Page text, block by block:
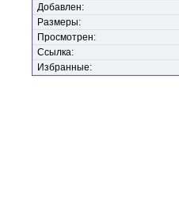
Добавлен:
Размеры:
Просмотрен:
Ссылка:
Избранные: